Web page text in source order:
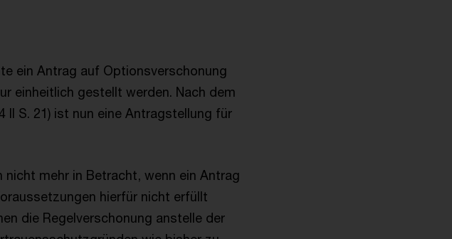
ein Antrag auf Optionsverschonung
einheitlich gestellt werden. Nach dem
II S. 21) ist nun eine Antragstellung für
mehr in Betracht, wenn ein Antrag
hierfür nicht erfüllt
die Regelverschonung anstelle der